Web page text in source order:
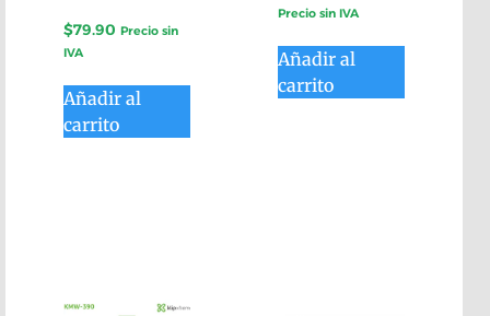
$79.90 Precio sin
IVA
Añadir al
carrito
Precio sin IVA
Añadir al
carrito